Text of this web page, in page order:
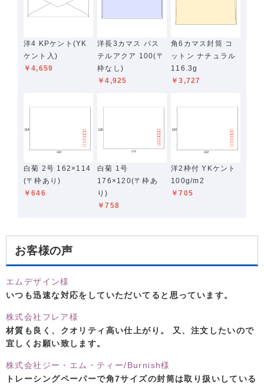
洋4 KPケント(YK
ケント入)
￥4,659
洋長3カマス パス
テルアクア 100(〒
枠なし)
￥4,925
角6カマス封筒 コ
ットン ナチュラル
116.3g
￥3,727
白菊 2号 162×114
(〒枠あり)
￥646
白菊 1号
176×120(〒枠あ
り)
￥758
洋2枠付 YKケント
100g/m2
￥705
お客様の声
エムデザイン様
いつも迅速な対応をしていただいてると思っています。
株式会社フレア様
材質も良く、クオリティ高い仕上がり。 又、注文したいので
宜しくお願い致します。
株式会社ジー・エム・ティー/Burnish様
トレーシングペーパーで角7サイズの封筒は取り扱いしている